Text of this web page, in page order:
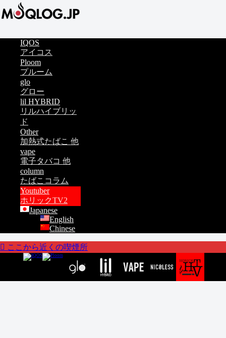
IQOS
アイコス
Ploom
プルーム
glo
グロー
lil HYBRID
リルハイブリッ
ド
Other
加熱式たばこ 他
vape
電子タバコ 他
column
たばこコラム
Youtuber
ホリックTV2
Japanese
English
Chinese
ここから近くの喫煙所